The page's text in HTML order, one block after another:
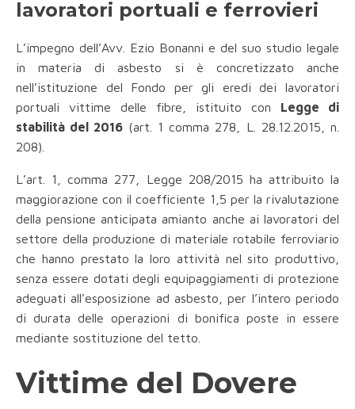
lavoratori portuali e ferrovieri
L’impegno dell’Avv. Ezio Bonanni e del suo studio legale
in materia di asbesto si è concretizzato anche
nell’istituzione del Fondo per gli eredi dei lavoratori
portuali vittime delle fibre, istituito con Legge di
stabilità del 2016 (art. 1 comma 278, L. 28.12.2015, n.
208).
L’art. 1, comma 277, Legge 208/2015 ha attribuito la
maggiorazione con il coefficiente 1,5 per la rivalutazione
della pensione anticipata amianto anche ai lavoratori del
settore della produzione di materiale rotabile ferroviario
che hanno prestato la loro attività nel sito produttivo,
senza essere dotati degli equipaggiamenti di protezione
adeguati all’esposizione ad asbesto, per l’intero periodo
di durata delle operazioni di bonifica poste in essere
mediante sostituzione del tetto.
Vittime del Dovere